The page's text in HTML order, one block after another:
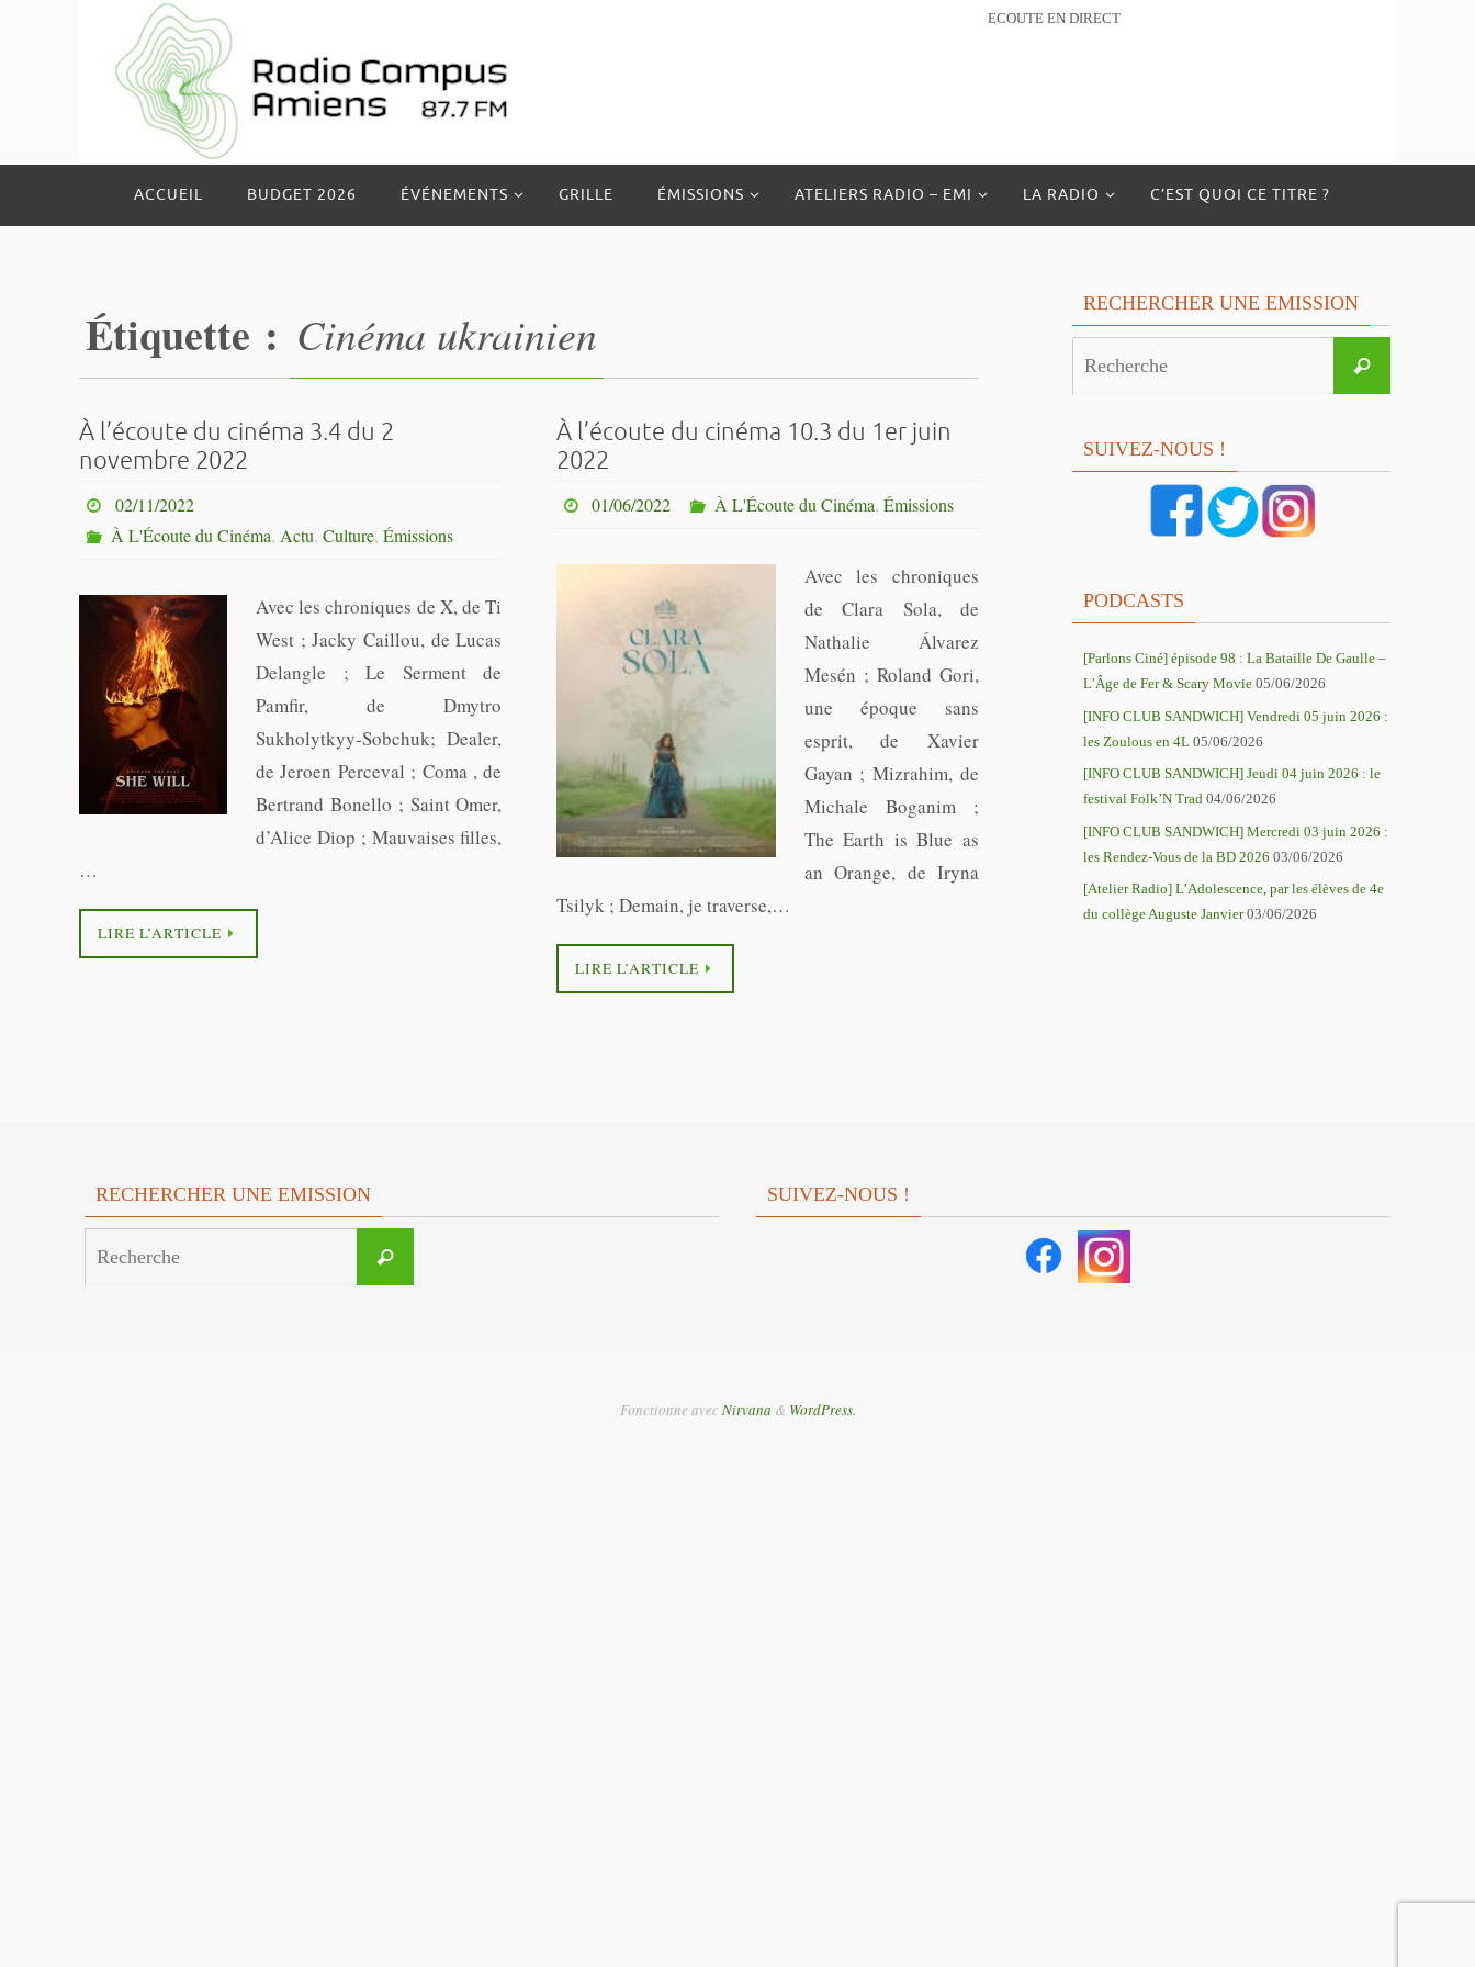
ECOUTE EN DIRECT
le
ACCUEIL BUDGET 2026 ÉVÉNEMENTS GRILLE ÉMISSIONS ATELIERS RADIO – EMI LA RADIO C’EST QUOI CE TITRE ?
Étiquette : Cinéma ukrainien
À l’écoute du cinéma 3.4 du 2
novembre 2022
02/11/2022
À L'Écoute du Cinéma, Actu, Culture, Émissions
Avec les chroniques de X, de Ti
West ; Jacky Caillou, de Lucas
Delangle ; Le Serment de
Pamfir, de Dmytro
Sukholytkyy-Sobchuk; Dealer,
de Jeroen Perceval ; Coma , de
Bertrand Bonello ; Saint Omer,
d’Alice Diop ; Mauvaises filles,
…
LIRE L’ARTICLE
À l’écoute du cinéma 10.3 du 1er juin
2022
01/06/2022 À L'Écoute du Cinéma,Émissions
Avec les chroniques
de Clara Sola, de
Nathalie Álvarez
Mesén ; Roland Gori,
une époque sans
esprit, de Xavier
Gayan ; Mizrahim, de
Michale Boganim ;
The Earth is Blue as
an Orange, de Iryna
Tsilyk ; Demain, je traverse,…
LIRE L’ARTICLE
RECHERCHER UNE EMISSION
Recherche
SUIVEZ-NOUS !
PODCASTS
[Parlons Ciné] épisode 98 : La Bataille De Gaulle –
L’Âge de Fer & Scary Movie 05/06/2026
[INFO CLUB SANDWICH] Vendredi 05 juin 2026 :
les Zoulous en 4L 05/06/2026
[INFO CLUB SANDWICH] Jeudi 04 juin 2026 : le
festival Folk’N Trad 04/06/2026
[INFO CLUB SANDWICH] Mercredi 03 juin 2026 :
les Rendez-Vous de la BD 2026 03/06/2026
[Atelier Radio] L’Adolescence, par les élèves de 4e
du collège Auguste Janvier 03/06/2026
RECHERCHER UNE EMISSION
Recherche
SUIVEZ-NOUS !
Fonctionne avec Nirvana & WordPress.